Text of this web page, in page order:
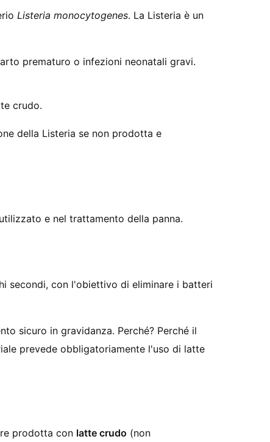
Listeria monocytogenes. La Listeria è un
prematuro o infezioni neonatali gravi.
crudo.
della Listeria se non prodotta e
e nel trattamento della panna.
secondi, con l'obiettivo di eliminare i batteri
sicuro in gravidanza. Perché? Perché il
prevede obbligatoriamente l'uso di latte
prodotta con latte crudo (non